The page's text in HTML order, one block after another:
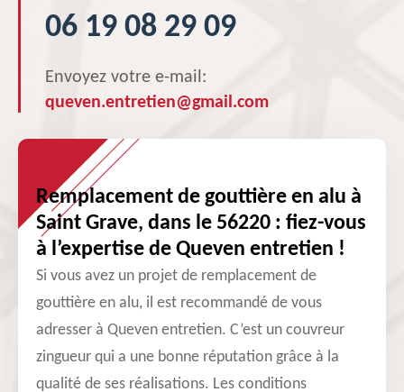
06 19 08 29 09
Envoyez votre e-mail:
queven.entretien@gmail.com
Remplacement de gouttière en alu à
Saint Grave, dans le 56220 : fiez-vous
à l’expertise de Queven entretien !
Si vous avez un projet de remplacement de
gouttière en alu, il est recommandé de vous
adresser à Queven entretien. C’est un couvreur
zingueur qui a une bonne réputation grâce à la
qualité de ses réalisations. Les conditions